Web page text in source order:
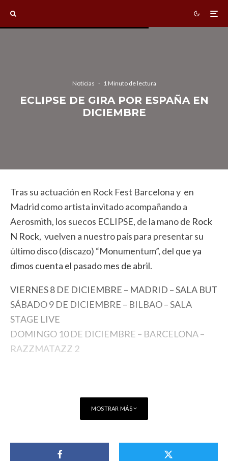
Noticias · 1 Minuto de lectura
ECLIPSE DE GIRA POR ESPAÑA EN
DICIEMBRE
Tras su actuación en Rock Fest Barcelona y en
Madrid como artista invitado acompañando a
Aerosmith, los suecos ECLIPSE, de la mano de Rock
N Rock, vuelven a nuestro país para presentar su
último disco (discazo) “Monumentum”, del queya
dimos cuenta el pasado mes de abril.
VIERNES 8 DE DICIEMBRE – MADRID – SALA BUT
SÁBADO 9 DE DICIEMBRE – BILBAO – SALA
STAGE LIVE
DOMINGO 10 DE DICIEMBRE – BARCELONA –
RAZZMATAZZ 2
MOSTRAR MÁS